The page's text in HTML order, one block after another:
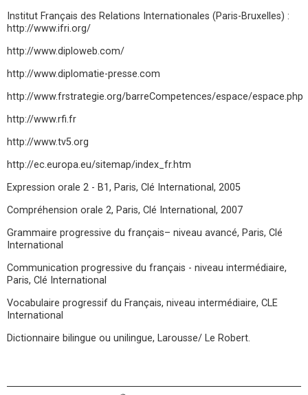
Institut Français des Relations Internationales (Paris-Bruxelles) :
http://www.ifri.org/
http://www.diploweb.com/
http://www.diplomatie-presse.com
http://www.frstrategie.org/barreCompetences/espace/espace.php
http://www.rfi.fr
http://www.tv5.org
http://ec.europa.eu/sitemap/index_fr.htm
Expression orale 2 - B1, Paris, Clé International, 2005
Compréhension orale 2, Paris, Clé International, 2007
Grammaire progressive du français– niveau avancé, Paris, Clé
International
Communication progressive du français - niveau intermédiaire,
Paris, Clé International
Vocabulaire progressif du Français, niveau intermédiaire, CLE
International
Dictionnaire bilingue ou unilingue, Larousse/ Le Robert.